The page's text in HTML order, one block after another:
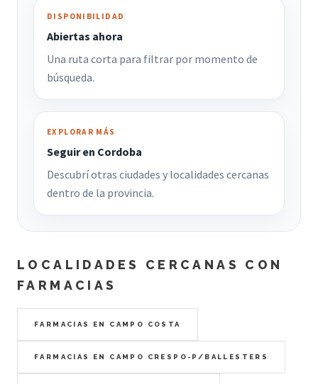
DISPONIBILIDAD
Abiertas ahora
Una ruta corta para filtrar por momento de
búsqueda.
EXPLORAR MÁS
Seguir en Cordoba
Descubrí otras ciudades y localidades cercanas
dentro de la provincia.
LOCALIDADES CERCANAS CON
FARMACIAS
FARMACIAS EN CAMPO COSTA
FARMACIAS EN CAMPO CRESPO-P/BALLESTERS